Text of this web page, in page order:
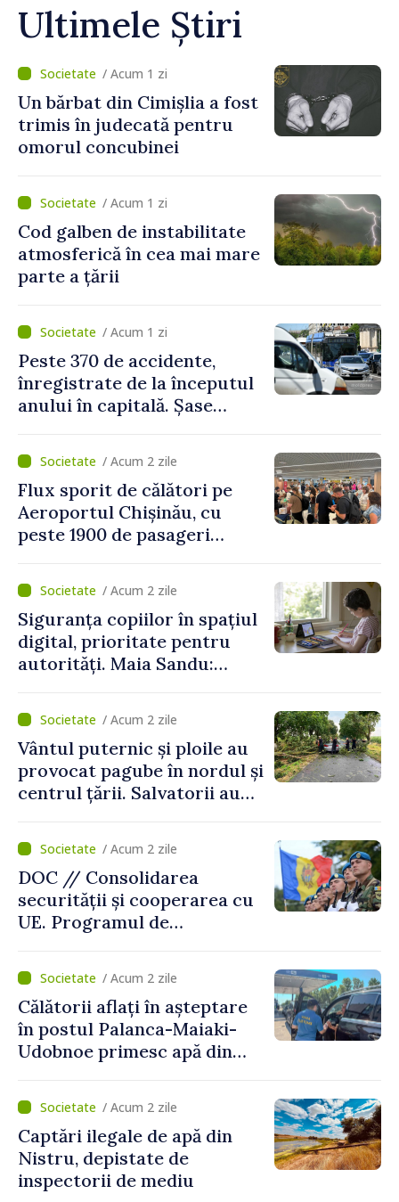
Ultimele Știri
/ Acum 1 zi
Un bărbat din Cimișlia a fost
trimis în judecată pentru
omorul concubinei
/ Acum 1 zi
Cod galben de instabilitate
atmosferică în cea mai mare
parte a țării
/ Acum 1 zi
Peste 370 de accidente,
înregistrate de la începutul
anului în capitală. Șase
/ Acum 2 zile
Flux sporit de călători pe
Aeroportul Chișinău, cu
peste 1900 de pasageri
de vârf a concediilor
/ Acum 2 zile
Siguranța copiilor în spațiul
digital, prioritate pentru
autorități. Maia Sandu:
mecanisme care să-i
protejeze”/ Acum 2 zile
Vântul puternic și ploile au
provocat pagube în nordul și
centrul țării. Salvatorii au
/ Acum 2 zile
DOC // Consolidarea
securității și cooperarea cu
UE. Programul de
Naționale de Apărare pentru
perioada 2024–2034,
publicat în Monitorul Oficial
/ Acum 2 zile
Călătorii aflați în așteptare
în postul Palanca-Maiaki-
Udobnoe primesc apă din
și a polițiștilor de frontieră
/ Acum 2 zile
Captări ilegale de apă din
Nistru, depistate de
inspectorii de mediu